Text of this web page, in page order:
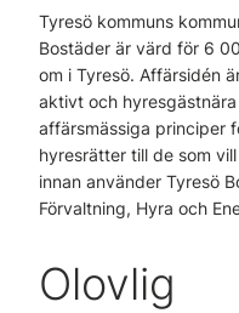
Tyresö kommuns
Bostäder är värd för 6
om i Tyresö. Affärsidén
aktivt och
affärsmässiga principer
hyresrätter till de som
innan använder Tyresö
Förvaltning, Hyra och
Olovlig